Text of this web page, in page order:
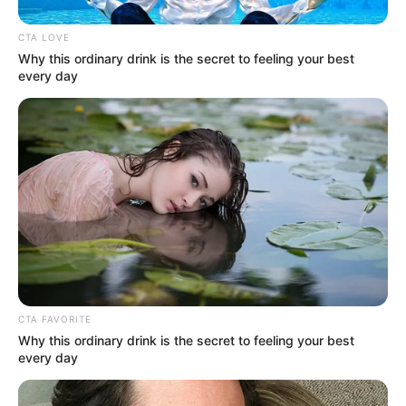
ΔΗΜΟΦΙΛΗ ΑΡΘΡΑ
Το τέρας που ζει στις υπόγειες στοές
CTA LOVE
Why this ordinary drink is the secret to feeling your best
every day
CTA FAVORITE
Why this ordinary drink is the secret to feeling your best
every day